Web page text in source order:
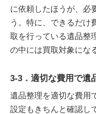
に依頼したほうが、必
う。特に、できるだけ
取を行っている遺品整
の中には買取対象にな
3-3．適切な費用で遺
遺品整理を適切な費用
設定もきちんと確認し